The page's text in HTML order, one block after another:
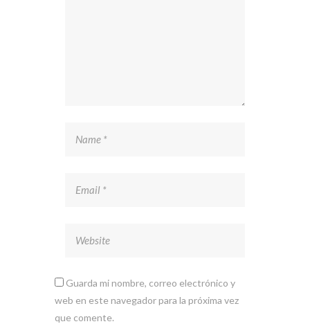
Guarda mi nombre, correo electrónico y
web en este navegador para la próxima vez
que comente.